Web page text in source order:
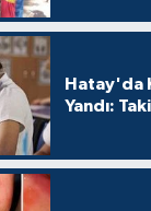
Hatay'da
Yandı: